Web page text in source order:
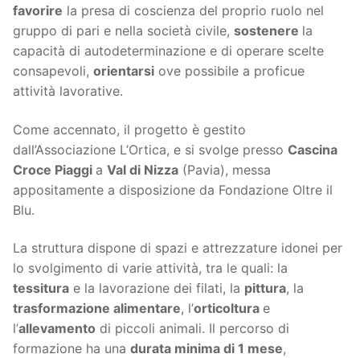
favorire la presa di coscienza del proprio ruolo nel
gruppo di pari e nella società civile, sostenere la
capacità di autodeterminazione e di operare scelte
consapevoli, orientarsi ove possibile a proficue
attività lavorative.
Come accennato, il progetto è gestito
dall’Associazione L’Ortica, e si svolge presso Cascina
Croce Piaggi a Val di Nizza (Pavia), messa
appositamente a disposizione da Fondazione Oltre il
Blu.
La struttura dispone di spazi e attrezzature idonei per
lo svolgimento di varie attività, tra le quali: la
tessitura e la lavorazione dei filati, la pittura, la
trasformazione alimentare, l’orticoltura e
l’allevamento di piccoli animali. Il percorso di
formazione ha una durata minima di 1 mese,